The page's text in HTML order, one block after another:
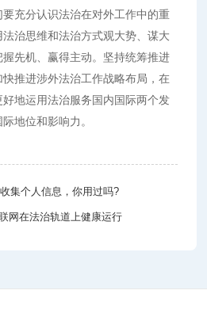
充分认识法治在对外工作中的重
治思维和法治方式观大势、谋大
先机、赢得主动。坚持统筹推进
推进涉外法治工作战略布局，在
地运用法治服务国内国际两个发
地位和影响力。
集个人信息，你用过吗?
网在法治轨道上健康运行